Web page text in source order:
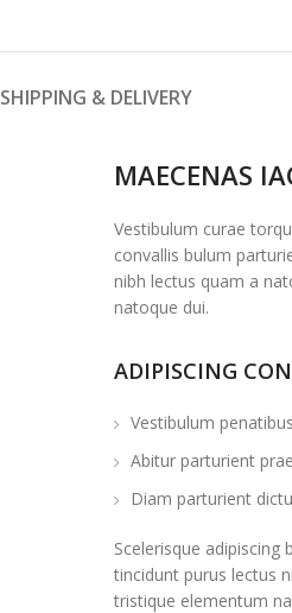
SHIPPING & DELIVERY
MAECENAS
Vestibulum curae
convallis bulum
nibh lectus quam a
natoque dui.
ADIPISCING
Vestibulum
Abitur parturient
Diam parturient
Scelerisque
tincidunt purus lectus
tristique elementum